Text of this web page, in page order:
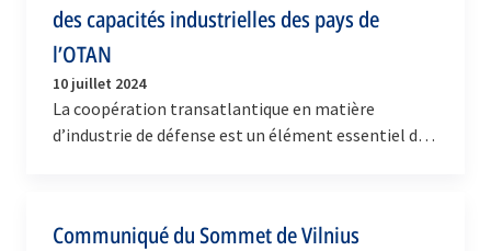
des capacités industrielles des pays de
l’OTAN
10 juillet 2024
La coopération transatlantique en matière
d’industrie de défense est un élément essentiel de
Communiqué du Sommet de Vilnius